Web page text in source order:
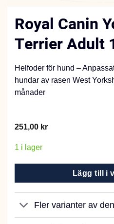
Royal Canin
Terrier Adult
Helfoder för hund –
hundar av rasen West
månader
251,00 kr
1 i lager
Lägg till i
Fler varianter av